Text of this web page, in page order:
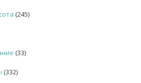
(245)
(33)
(332)